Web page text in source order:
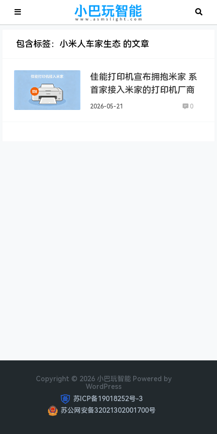
包含标签：小米人车家生态 的文章
佳能打印机宣布拥抱米家 系
首家接入米家的打印机厂商
2026-05-21 0
Copyright © 2026 小巴玩智能 Powered by
WordPress
苏ICP备19018252号-3
苏公网安备32021302001700号